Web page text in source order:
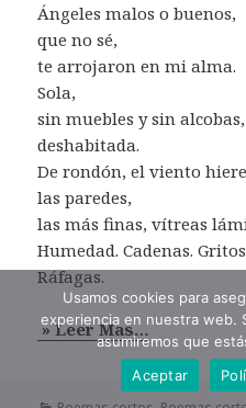
Ángeles malos o buenos,
que no sé,
te arrojaron en mi alma.
Sola,
sin muebles y sin alcobas,
deshabitada.
De rondón, el viento hiere
las paredes,
las más finas, vítreas
Humedad. Cadenas.
Ráfagas.
» Leer Mas…
Usamos cookies para
experiencia en nuestra web.
asumiremos que
Aceptar